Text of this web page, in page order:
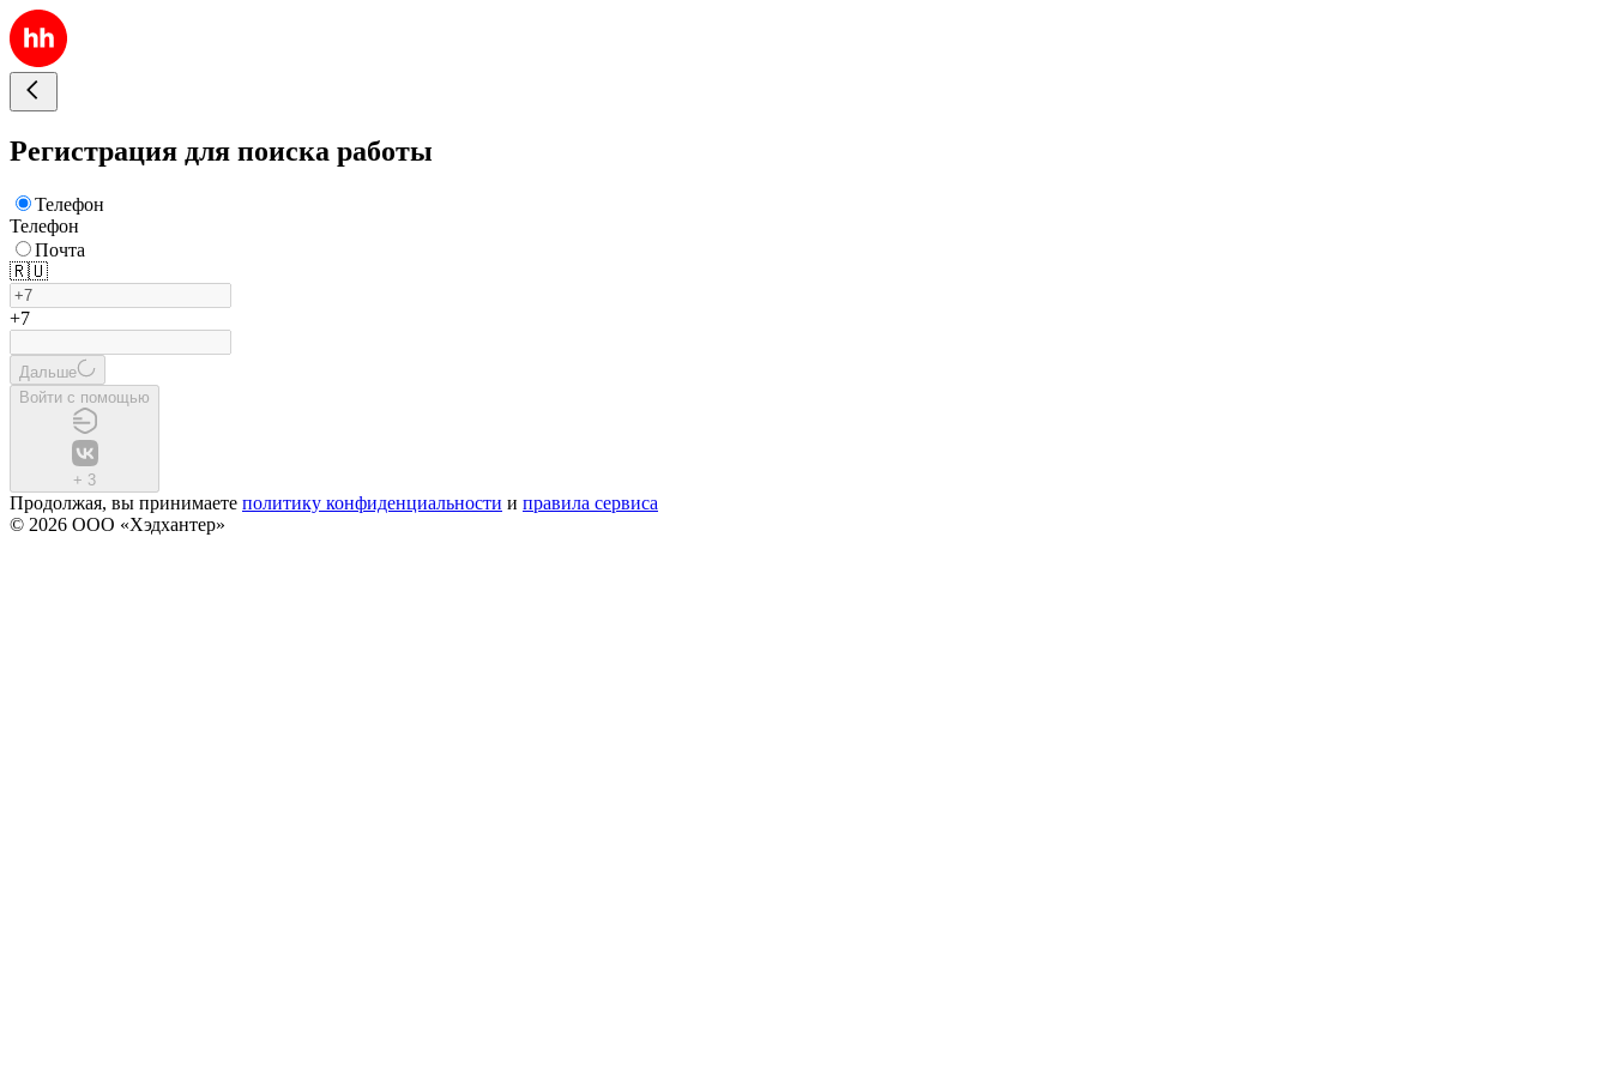
Регистрация для поиска работы
Телефон
Телефон
Почта
🇷🇺
+7
Дальше
Войти с помощью
+ 3
Продолжая, вы принимаете политику конфиденциальности и правила сервиса
© 2026 ООО «Хэдхантер»